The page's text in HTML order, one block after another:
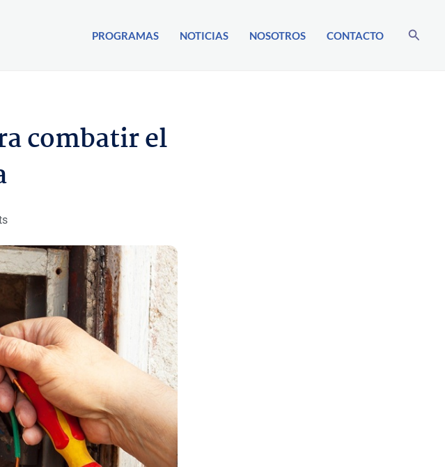
PROGRAMAS NOTICIAS NOSOTROS CONTACTO Buscar
combatir el